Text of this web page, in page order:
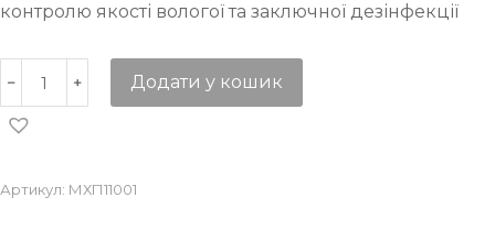
контролю якості вологої та заключної дезінфекції
Додати у кошик
Артикул: МХП11001